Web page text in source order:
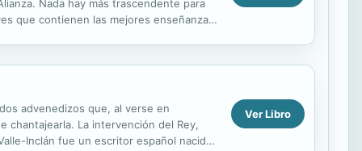
Nada hay más trascendente para
que contienen las mejores enseñanzas,
advenedizos que, al verse en
chantajearla. La intervención del Rey,
Inclán fue un escritor español nacido
Ver Libro